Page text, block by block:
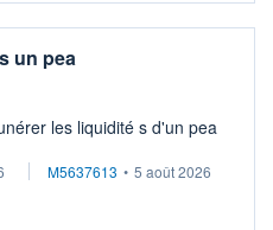
un pea
les liquidité s d'un pea
M5637613 • 5 août 2026